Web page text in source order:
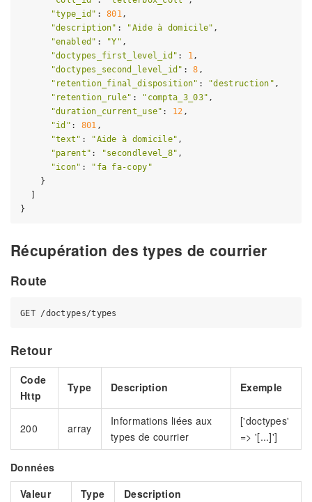
"type_id" : 801,
"description" : "Aide à domicile" ,
"enabled" : "Y" ,
"doctypes_first_level_id" : 1,
"doctypes_second_level_id" : 8 ,
"retention_final_disposition" : "destruction" ,
"retention_rule" : "compta_3_03" ,
"duration_current_use" : 12 ,
"id" : 801 ,
"text" : "Aide à domicile" ,
"parent" : "secondlevel_8" ,
"icon" :
"fa fa-copy"
    }
Récupération des types de courrier
Route
Retour
Code
Http
Type Description Exemple
200 array
Informations liées aux
types de courrier
['doctypes'
=> '[...]']
Données
Valeur
Type Description